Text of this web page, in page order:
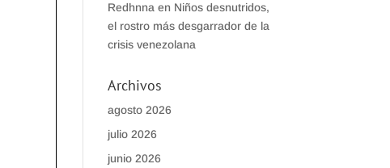
Redhnna en Niños desnutridos,
el rostro más desgarrador de la
crisis venezolana
Archivos
agosto 2026
julio 2026
junio 2026